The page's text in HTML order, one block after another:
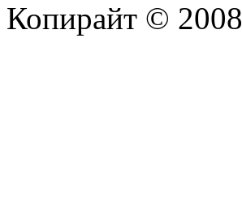
Копирайт © 2008